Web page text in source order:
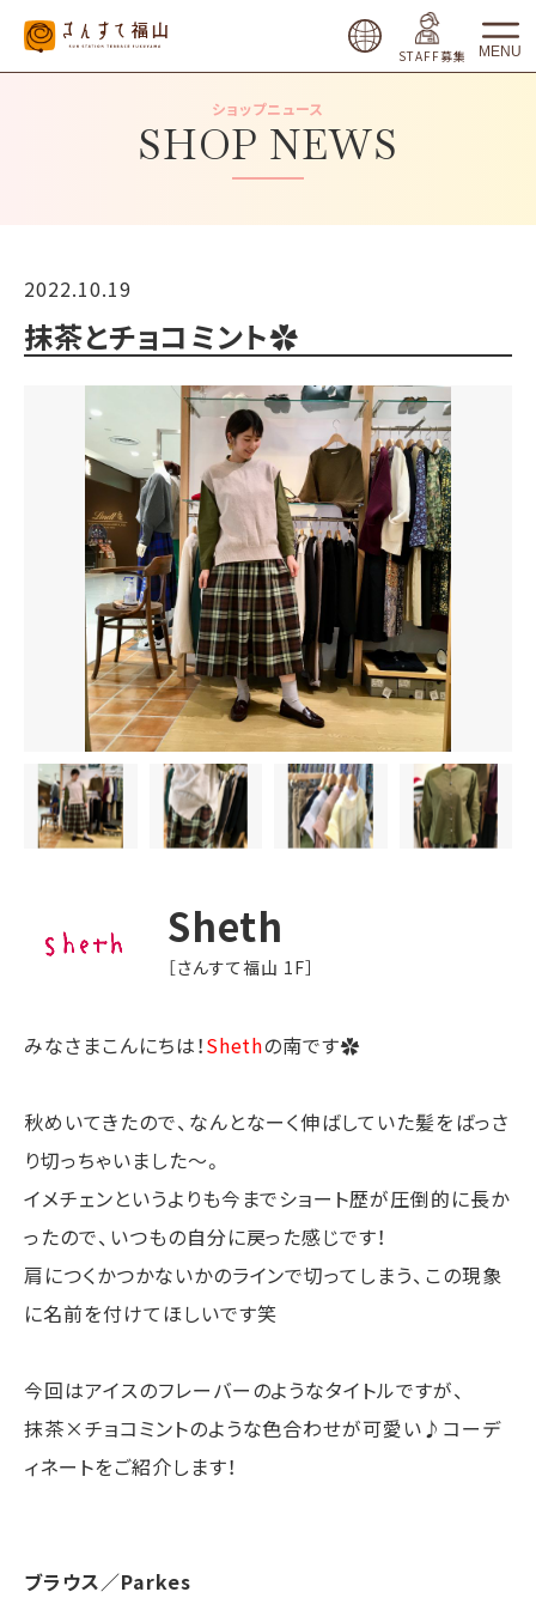
STAFF募集 MENU
SHOP NEWS
ショップニュース
2022.10.19
抹茶とチョコミント✿
Sheth
［さんすて福山 1F］
みなさまこんにちは！Shethの南です✿
秋めいてきたので、なんとなーく伸ばしていた髪をばっさ
り切っちゃいました～。
イメチェンというよりも今までショート歴が圧倒的に長か
ったので、いつもの自分に戻った感じです！
肩につくかつかないかのラインで切ってしまう、この現象
に名前を付けてほしいです笑
今回はアイスのフレーバーのようなタイトルですが、
抹茶×チョコミントのような色合わせが可愛い♪コーデ
ィネートをご紹介します！
ブラウス／Parkes